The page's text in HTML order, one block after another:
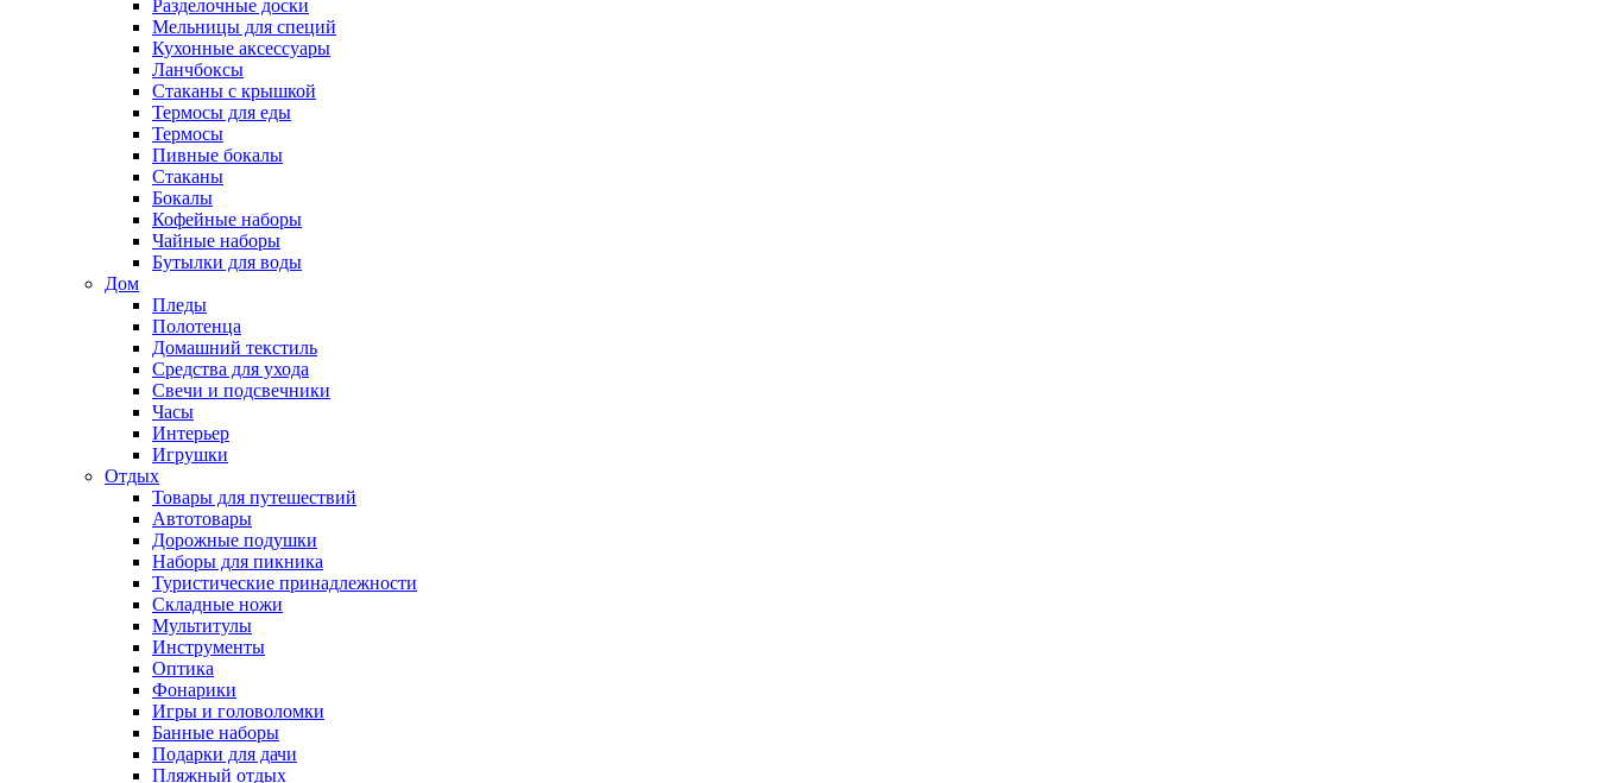
Разделочные доски
Мельницы для специй
Кухонные аксессуары
Ланчбоксы
Стаканы с крышкой
Термосы для еды
Термосы
Пивные бокалы
Стаканы
Бокалы
Кофейные наборы
Чайные наборы
Бутылки для воды
Дом
Пледы
Полотенца
Домашний текстиль
Средства для ухода
Свечи и подсвечники
Часы
Интерьер
Игрушки
Отдых
Товары для путешествий
Автотовары
Дорожные подушки
Наборы для пикника
Туристические принадлежности
Складные ножи
Мультитулы
Инструменты
Оптика
Фонарики
Игры и головоломки
Банные наборы
Подарки для дачи
Пляжный отдых